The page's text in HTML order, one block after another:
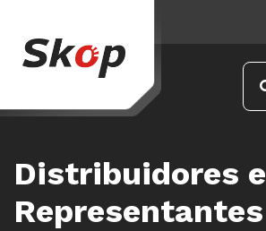
Distribuidores e
Representantes